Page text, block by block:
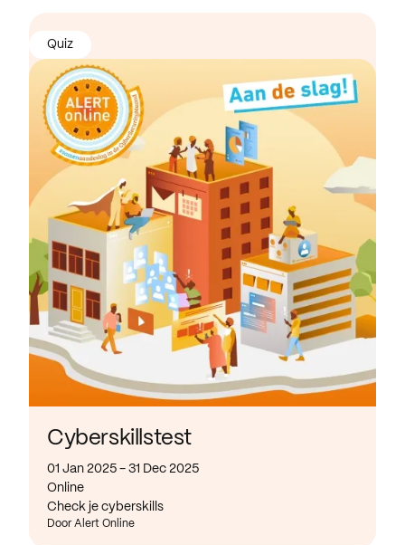
Cyberskillstest
01 Jan 2025 - 31 Dec 2025
Online
Check je cyberskills
Door Alert Online
Quiz